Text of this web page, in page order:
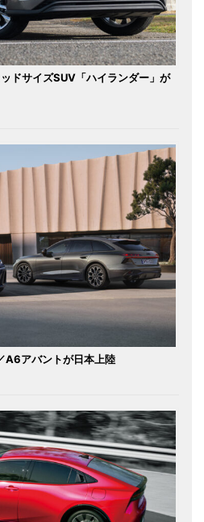
ドサイズSUV「ハイランダー」が
A6アバントが日本上陸